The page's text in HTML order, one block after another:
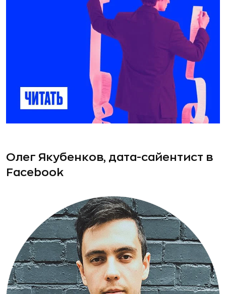
Олег Якубенков, дата-сайентист в
Facebook